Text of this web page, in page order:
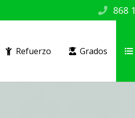
868
Refuerzo Grados